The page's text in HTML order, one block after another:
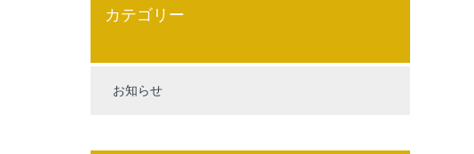
カテゴリー
お知らせ